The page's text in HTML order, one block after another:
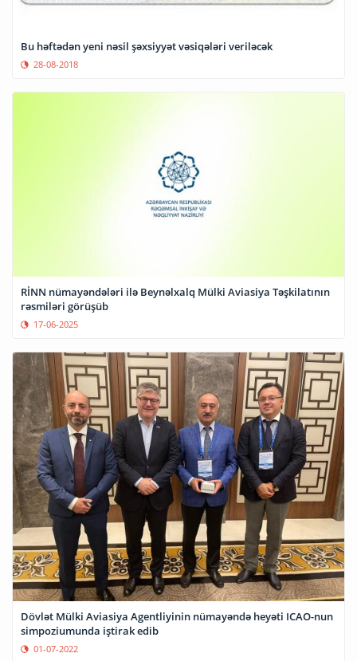
Bu həftədən yeni nəsil şəxsiyyət vəsiqələri veriləcək
28-08-2018
RİNN nümayəndələri ilə Beynəlxalq Mülki Aviasiya Təşkilatının
rəsmiləri görüşüb
17-06-2025
Dövlət Mülki Aviasiya Agentliyinin nümayəndə heyəti ICAO-nun
01-07-2022